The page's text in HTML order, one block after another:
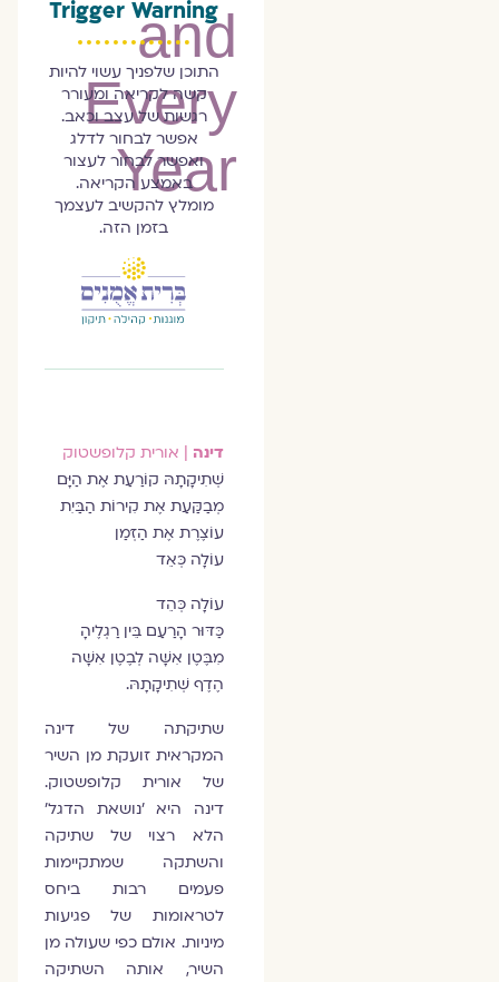
and
Every
Year
Trigger Warning
התוכן שלפניך עשוי להיות
קשה לקריאה ומעורר
רגשות של עצב וכאב.
אפשר לבחור לדלג
ואפשר לבחור לעצור
באמצע הקריאה.
מומלץ להקשיב לעצמך
בזמן הזה.
דינה| אורית קלופשטוק
שְׁתִיקָתָהּ קוֹרַעַת אֶת הַיָּם
מְבַקַּעַת אֶת קִירוֹת הַבַּיִת
עוֹצֶרֶת אֶת הַזְּמַן
עוֹלָה כְּאֵד
עוֹלָה כְּהֵד
כַּדּוּר הָרַעַם בֵּין רַגְלֶיהָ
מִבֶּטֶן אִשָּׁה לְבֶטֶן אִשָּׁה
הֶדֶף שְׁתִיקָתָהּ.
שתיקתה של דינה
המקראית זועקת מן השיר
של אורית קלופשטוק.
דינה היא 'נושאת הדגל'
הלא רצוי של שתיקה
והשתקה שמתקיימות
פעמים רבות ביחס
לטראומות של פגיעות
מיניות. אולם כפי שעולה מן
השיר, אותה השתיקה